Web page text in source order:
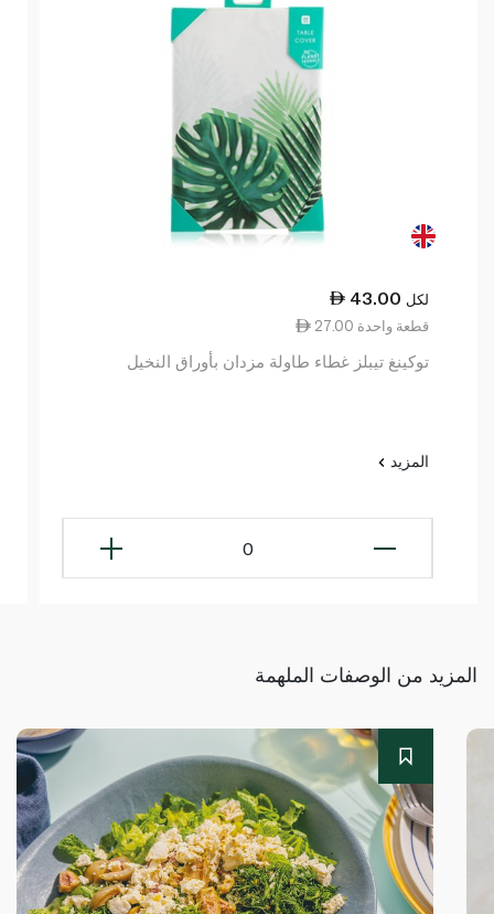
43.00 لكل
27.00 قطعة واحدة
توكينغ تيبلز غطاء طاولة مزدان بأوراق النخيل
المزيد
0
المزيد من الوصفات الملهمة